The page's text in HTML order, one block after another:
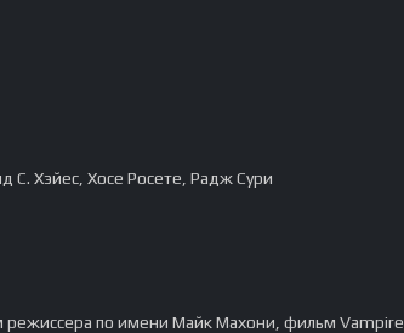
Хэйес, Хосе Росете, Радж Сури
по имени Майк Махони, фильм Vampire